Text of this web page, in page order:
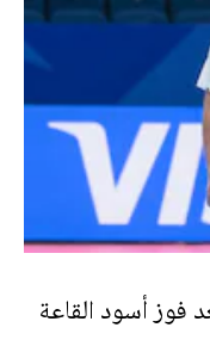
فوز أسود القاعة